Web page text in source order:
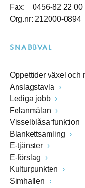
Fax: 0456-82 22 00
Org.nr: 212000-0894
SNABBVAL
Öppettider växel och
Anslagstavla
Lediga jobb
Felanmälan
Visselblåsarfunktion
Blankettsamling
E-tjänster
E-förslag
Kulturpunkten
Simhallen